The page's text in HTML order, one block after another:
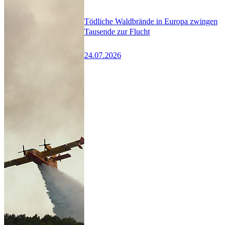
Tödliche Waldbrände in Europa zwingen
Tausende zur Flucht
24.07.2026